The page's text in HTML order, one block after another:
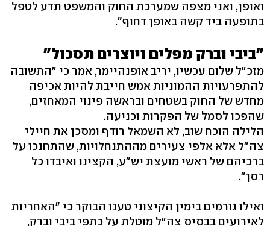
ואופן, ואני מצפה שמערכת החוק והמשפט תדע לטפל
בתופעה ביד קשה באופן דחוף".
"ביבי וברק מפלים ויוצרים תסכול"
מזכ"ל שלום עכשיו, יריב אופנהיימר, אמר כי "התשובה
להתפרעויות ההמוניות אמש חייבת להיות אכיפה
מחדש של החוק בשטחים ובראשה פינוי המאחזים,
שהפכו לסמל של הפקרות וכניעה.
הלילה הוכח שוב, לא השמאל רודף ומסכן את חיילי
צה"ל אלא אלפי צעירים מההתנחלויות, שהתחנכו על
ברכיהם של ראשי מועצת יש"ע, הקצינו ואיבדו כל
רסן".
ואילו גורמים בימין הקיצוני טענו הבוקר כי "האחריות
לאירועים בבסיס צה"ל מוטלת על כתפי ביבי וברק,